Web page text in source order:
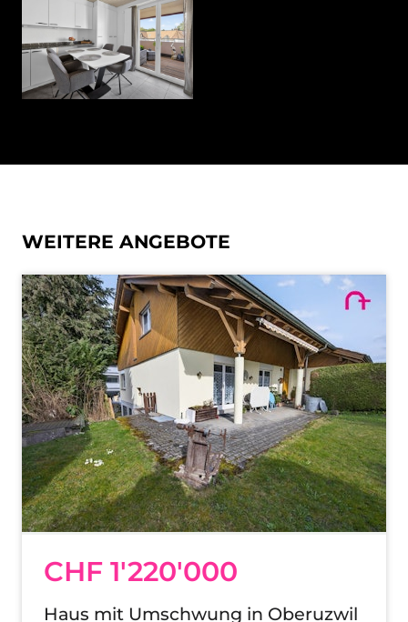
WEITERE ANGEBOTE
CHF 1'220'000
Haus mit Umschwung in Oberuzwil